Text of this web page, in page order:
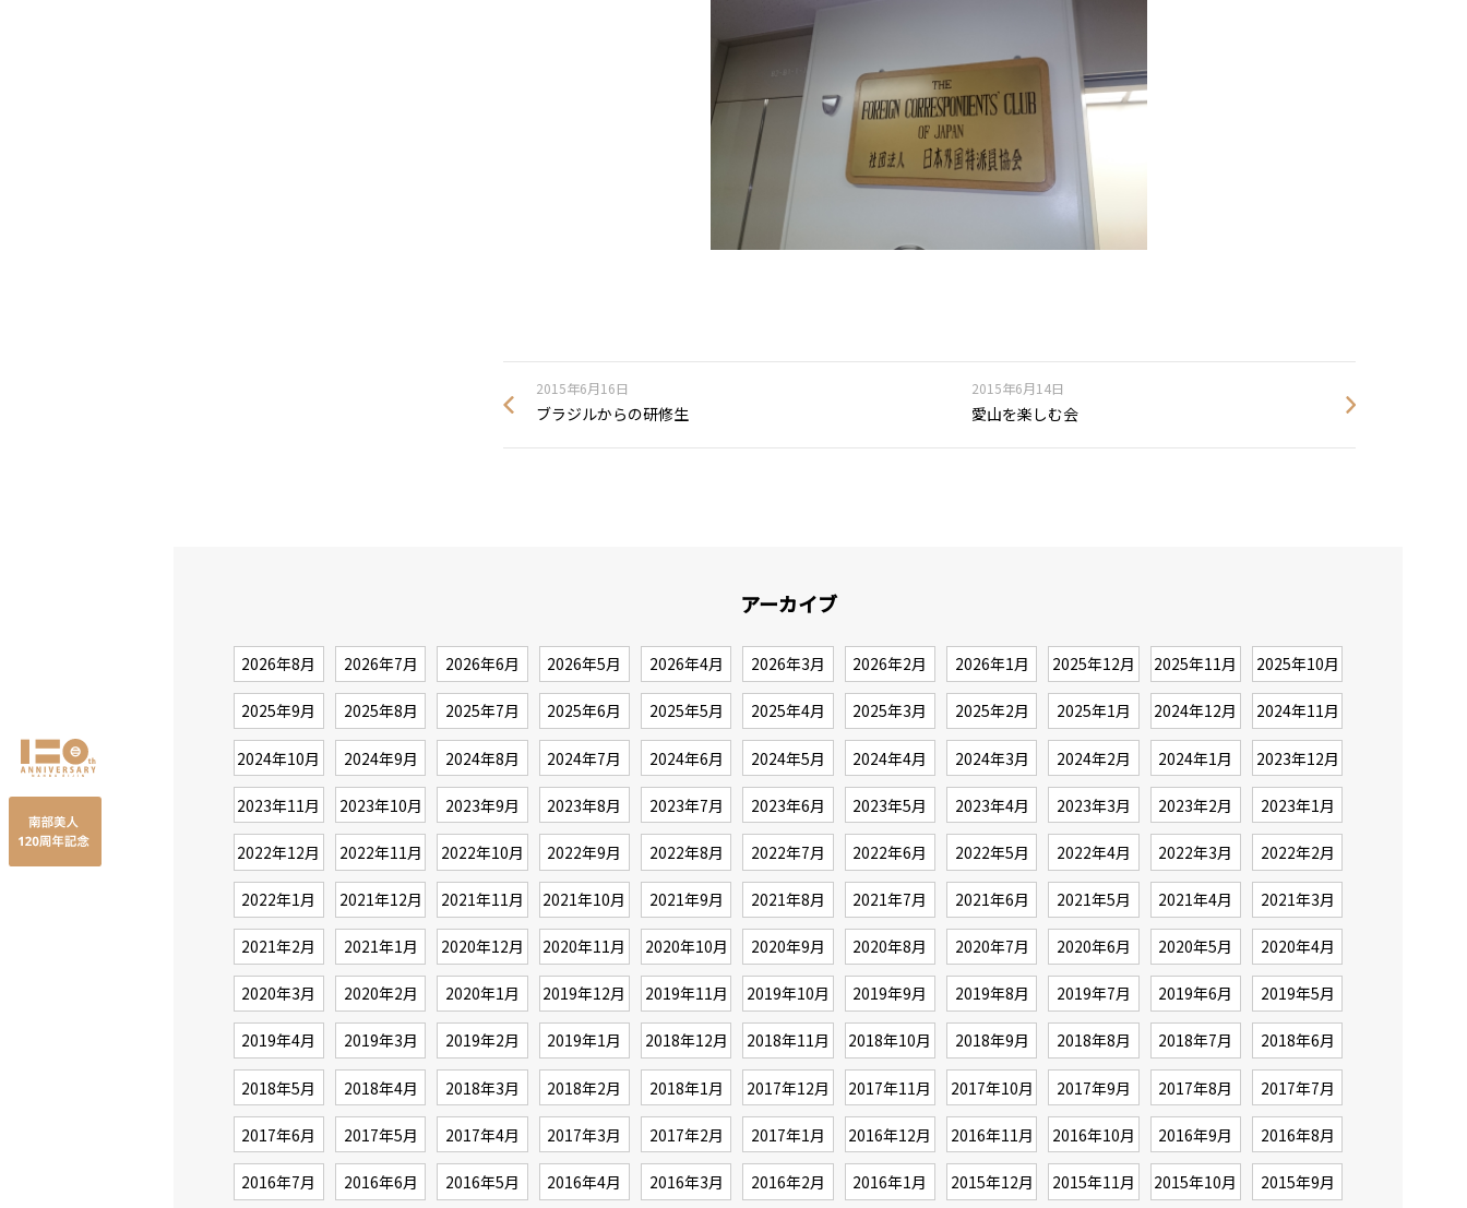
2015年6月16日
ブラジルからの研修生
2015年6月14日
愛山を楽しむ会
アーカイブ
2026年8月 2026年7月 2026年6月 2026年5月 2026年4月 2026年3月 2026年2月 2026年1月 2025年12月 2025年11月 2025年10月
2025年9月 2025年8月 2025年7月 2025年6月 2025年5月 2025年4月 2025年3月 2025年2月 2025年1月 2024年12月 2024年11月
2024年10月 2024年9月 2024年8月 2024年7月 2024年6月 2024年5月 2024年4月 2024年3月 2024年2月 2024年1月 2023年12月
2023年11月 2023年10月 2023年9月 2023年8月 2023年7月 2023年6月 2023年5月 2023年4月 2023年3月 2023年2月 2023年1月
2022年12月 2022年11月 2022年10月 2022年9月 2022年8月 2022年7月 2022年6月 2022年5月 2022年4月 2022年3月 2022年2月
2022年1月 2021年12月 2021年11月 2021年10月 2021年9月 2021年8月 2021年7月 2021年6月 2021年5月 2021年4月 2021年3月
2021年2月 2021年1月 2020年12月 2020年11月 2020年10月 2020年9月 2020年8月 2020年7月 2020年6月 2020年5月 2020年4月
2020年3月 2020年2月 2020年1月 2019年12月 2019年11月 2019年10月 2019年9月 2019年8月 2019年7月 2019年6月 2019年5月
2019年4月 2019年3月 2019年2月 2019年1月 2018年12月 2018年11月 2018年10月 2018年9月 2018年8月 2018年7月 2018年6月
2018年5月 2018年4月 2018年3月 2018年2月 2018年1月 2017年12月 2017年11月 2017年10月 2017年9月 2017年8月 2017年7月
2017年6月 2017年5月 2017年4月 2017年3月 2017年2月 2017年1月 2016年12月 2016年11月 2016年10月 2016年9月 2016年8月
2016年7月 2016年6月 2016年5月 2016年4月 2016年3月 2016年2月 2016年1月 2015年12月 2015年11月 2015年10月 2015年9月